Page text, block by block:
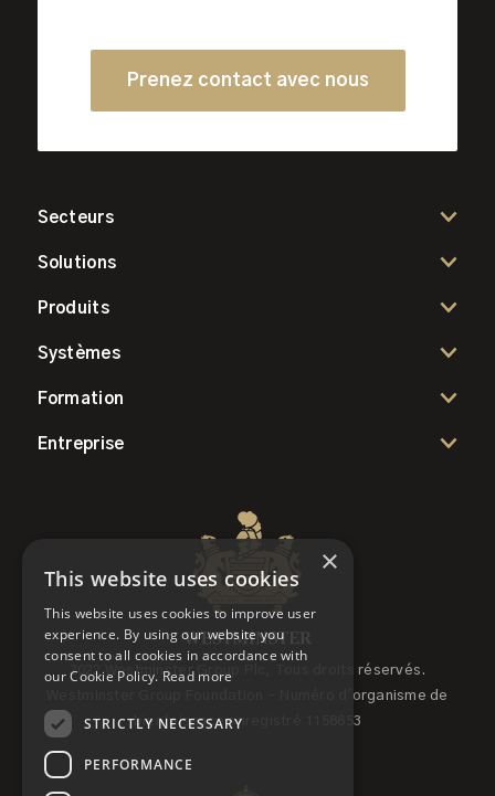
Prenez contact avec nous
Secteurs
Solutions
Produits
Systèmes
Formation
Entreprise
2022 Westminster Group Plc, Tous droits réservés.
Westminster Group Foundation - Numéro d'organisme de
bienfaisance enregistré 1158653
×
This website uses cookies
This website uses cookies to improve user
experience. By using our website you
consent to all cookies in accordance with
our Cookie Policy. Read more
STRICTLY NECESSARY
PERFORMANCE